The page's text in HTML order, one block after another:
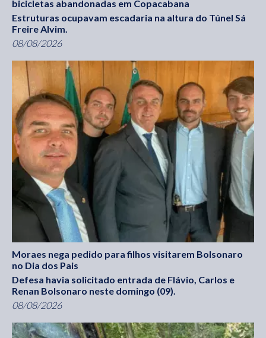
bicicletas abandonadas em Copacabana
Estruturas ocupavam escadaria na altura do Túnel Sá
Freire Alvim.
08/08/2026
Moraes nega pedido para filhos visitarem Bolsonaro
no Dia dos Pais
Defesa havia solicitado entrada de Flávio, Carlos e
Renan Bolsonaro neste domingo (09).
08/08/2026